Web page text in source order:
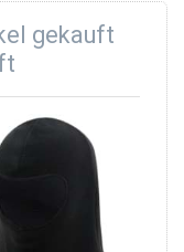
gekauft